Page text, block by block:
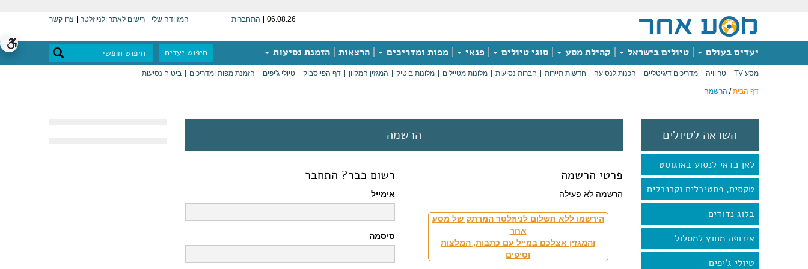
06.08.26 התחברות המזוודה שלי רישום לאתר ולניוזלטר צרו קשר
יעדים בעולם טיולים בישראל קהילת מסע סוגי טיולים פנאי מפות ומדריכים הרצאות הזמנת נסיעות חיפוש יעדים
מסע TV טריוויה מדריכים דיגיטליים הכנות לנסיעה חדשות תיירות חברות נסיעות מלונות מטיילים מלונות בוטיק המגזין המקוון דף הפייסבוק טיולי ג'יפים הזמנת מפות ומדריכים ביטוח נסיעות
דף הבית/ הרשמה
השראה לטיולים
לאן כדאי לנסוע באוגוסט
טקסים, פסטיבלים וקרנבלים
בלוג נדודים
אירופה מחוץ למסלול
טיולי ג'יפים
הרשמה
פרטי הרשמה
הרשמה לא פעילה
הירשמו ללא תשלום לניוזלטר המרתק של מסע
אחר
והמגזין אצלכם במייל עם כתבות, המלצות
וטיפים
רשום כבר? התחבר
אימייל
סיסמה